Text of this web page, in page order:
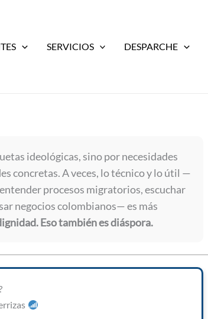
SERVICIOS DESPARCHE
ideológicas, sino por necesidades
concretas. A veces, lo técnico y lo útil —
procesos migratorios, escuchar
negocios colombianos— es más
Eso también es diáspora.